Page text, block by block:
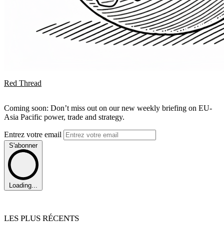
Red Thread
Coming soon: Don’t miss out on our new weekly briefing on EU-
Asia Pacific power, trade and strategy.
Entrez votre email
S'abonner
Loading...
LES PLUS RÉCENTS